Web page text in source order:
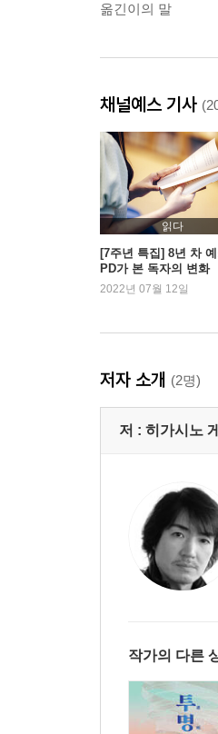
옮긴이의 말
채널예스 기사
읽다
[7주년 특집] 8년 차
PD가 본 독자의 변화
2022년 07월 12일
저자 소개 (2명)
저 : 히가시노
작가의 다른